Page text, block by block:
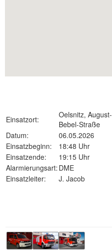
Einsatzort:
Oelsnitz, August-
Bebel-Straße
Datum:
06.05.2026
Einsatzbeginn:
18:48 Uhr
Einsatzende:
19:15 Uhr
Alarmierungsart: DME
Einsatzleiter:
J. Jacob